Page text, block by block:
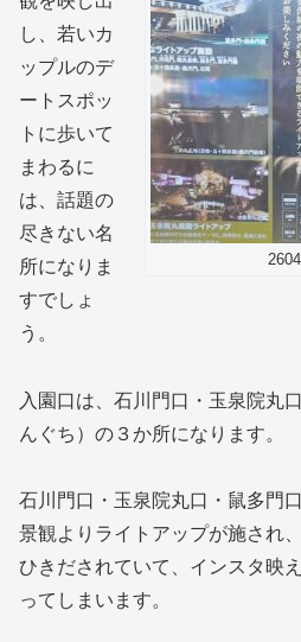
し、若いカ
ップルのデ
ートスポッ
トに歩いて
まわるに
は、話題の
尽きない名
所になりま
すでしょ
う。
入園口は、石川門口・玉泉院丸
んぐち）の３か所になります。
石川門口・玉泉院丸口・鼠多門
景観よりライトアップが施され
ひきだされていて、インスタ映
ってしまいます。